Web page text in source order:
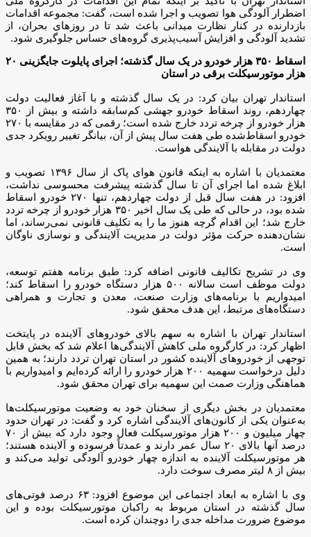
اضطرار آلودگی هوا تصویب و اجرا شده است، گفت: مجموعه اقدامات
بازدارنده در کنار نظارت میدانی باعث شد تا در روزهای بحران، از
تشدید آلودگی و افزایش آسیب‌پذیری گروه‌های حساس جلوگیری شود.
اسقاط ۳۵۰ هزار خودرو در یک سال گذشته؛ اجرای پایلوت جایگزینی ۲۰
هزار موتورسیکلت برقی در استان
استاندار تهران بیان کرد: در یک سال گذشته و با آغاز فعالیت دولت
چهاردهم، روند اسقاط خودرو جهشی کم‌سابقه داشته و بیش از ۳۵۰
هزار خودرو از چرخه تردد خارج شده است؛ رقمی که در مقایسه با ۲۷۰
خودرو اسقاط‌شده طی هفت سال پیش از آن، بیانگر تغییر رویکرد جدی
دولت در مقابله با آلایندگی هواست.
معتمدیان با اشاره به اینکه قانون هوای پاک از سال ۱۳۹۶ تصویب و
ابلاغ شده اما اجرای آن تا سال گذشته پیشرفت محسوسی نداشت،
افزود: در هفت سال قبل از دولت چهاردهم، تنها ۲۷۰ خودرو اسقاط
شده بود، در حالی که طی یک سال اخیر ۳۵۰ هزار خودرو از چرخه تردد
خارج شد؛ این اقدام گرچه هنوز ما را به تکلیف قانونی نمی‌رساند، اما
نشان‌دهنده حرکت مؤثر دولت در مدیریت آلایندگی و نوسازی ناوگان
است.
وی در تشریح تکالیف قانونی اضافه کرد: طبق برنامه هفتم توسعه،
دولت موظف است سالانه ۵۰۰ هزار دستگاه خودرو را اسقاط کند؛
امیدواریم با برنامه‌های وزارت صنعت، معدن و تجارت و همراهی
دستگاه‌های مرتبط، این هدف محقق شود.
استاندار تهران با اشاره به سهم بالای خودروهای آلاینده در پایتخت
اظهار کرد: در کارگروه ملی کاهش آلایندگی‌ها اعلام شد که بخش قابل
توجهی از خودروهای آلاینده کشور در استان تهران تردد دارند؛ به همین
دلیل درخواست سهمیه ۲۰۰ هزار خودرو را ارائه کرده‌ایم و امیدواریم با
هماهنگی وزارت صمت این سهمیه برای تهران محقق شود.
معتمدیان در بخش دیگری از سخنان خود به وضعیت موتورسیکلت‌ها
به‌عنوان یکی از کانون‌های آلایندگی اشاره کرد و گفت: در تهران حدود
چهار میلیون و ۲۰۰ هزار موتورسیکلت فعال وجود دارد که بیش از ۷۰
درصد آنها بالای ۲۰ سال عمر دارند و عمدتاً فرسوده و آلاینده هستند؛
هر موتورسیکلت آلاینده به اندازه چهار خودرو آلودگی تولید می‌کند و
بیش از ۸ لیتر مصرف سوخت دارد.
وی با اشاره به ابعاد اجتماعی این موضوع افزود: ۶۳ درصد فوتی‌های
سال گذشته در استان مربوط به راکبان موتورسیکلت بوده و این
موضوع ضرورت مداخله جدی را دوچندان کرده است.